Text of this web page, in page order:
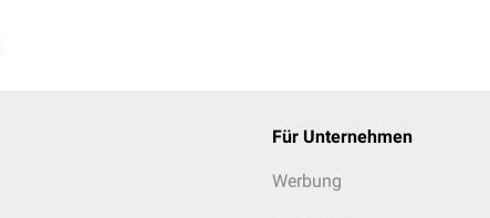
Für Unternehmen
Werbung